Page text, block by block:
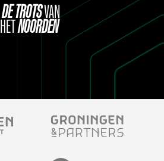
DETROTSVAN
HETNOORDEN